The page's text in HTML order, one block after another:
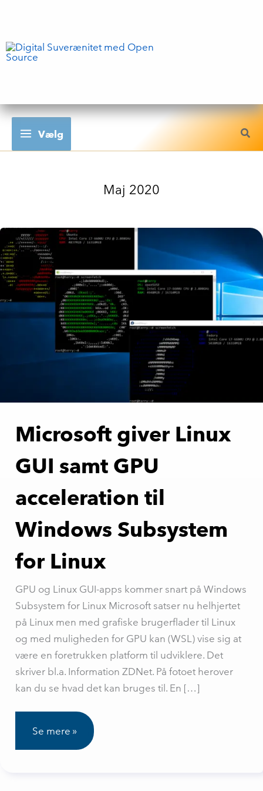
indholdet
Vælg
Maj 2020
Microsoft giver Linux
GUI samt GPU
acceleration til
Windows Subsystem
for Linux
GPU og Linux GUI-apps kommer snart på Windows
Subsystem for Linux Microsoft satser nu helhjertet
på Linux men med grafiske brugerflader til Linux
og med muligheden for GPU kan (WSL) vise sig at
være en foretrukken platform til udviklere. Det
skriver bl.a. Information ZDNet. På fotoet herover
kan du se hvad det kan bruges til. En […]
Microsoft
Linux
Se mere »